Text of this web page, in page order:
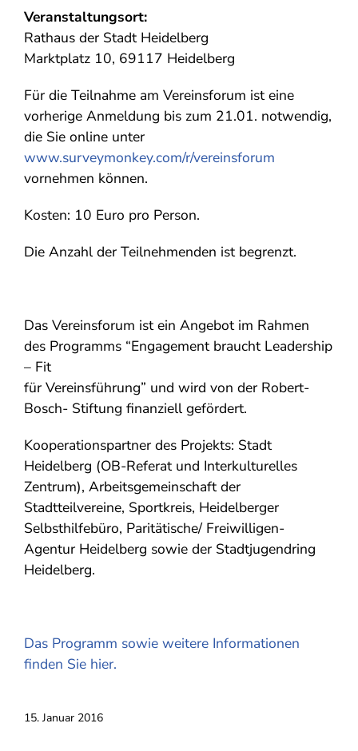
Veranstaltungsort:
Rathaus der Stadt Heidelberg
Marktplatz 10, 69117 Heidelberg
Für die Teilnahme am Vereinsforum ist eine
vorherige Anmeldung bis zum 21.01. notwendig,
die Sie online unter
www.surveymonkey.com/r/vereinsforum
vornehmen können.
Kosten: 10 Euro pro Person.
Die Anzahl der Teilnehmenden ist begrenzt.
Das Vereinsforum ist ein Angebot im Rahmen
des Programms “Engagement braucht Leadership
– Fit
für Vereinsführung” und wird von der Robert-
Bosch- Stiftung finanziell gefördert.
Kooperationspartner des Projekts: Stadt
Heidelberg (OB-Referat und Interkulturelles
Zentrum), Arbeitsgemeinschaft der
Stadtteilvereine, Sportkreis, Heidelberger
Selbsthilfebüro, Paritätische/ Freiwilligen-
Agentur Heidelberg sowie der Stadtjugendring
Heidelberg.
Das Programm sowie weitere Informationen
finden Sie hier.
15. Januar 2016